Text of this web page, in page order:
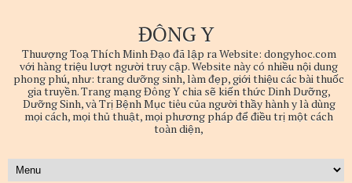
ĐÔNG Y
Thuượng Toạ Thích Minh Đạo đã lập ra Website: dongyhoc.com
với hàng triệu lượt người truy cập. Website này có nhiều nội dung
phong phú, như: trang dưỡng sinh, làm đẹp, giới thiệu các bài thuốc
gia truyền. Trang mạng Đông Y chia sẽ kiến thức Dinh Dưỡng,
Dưỡng Sinh, và Trị Bệnh Mục tiêu của người thầy hành y là dùng
mọi cách, mọi thủ thuật, mọi phương pháp để điều trị một cách
toàn diện,